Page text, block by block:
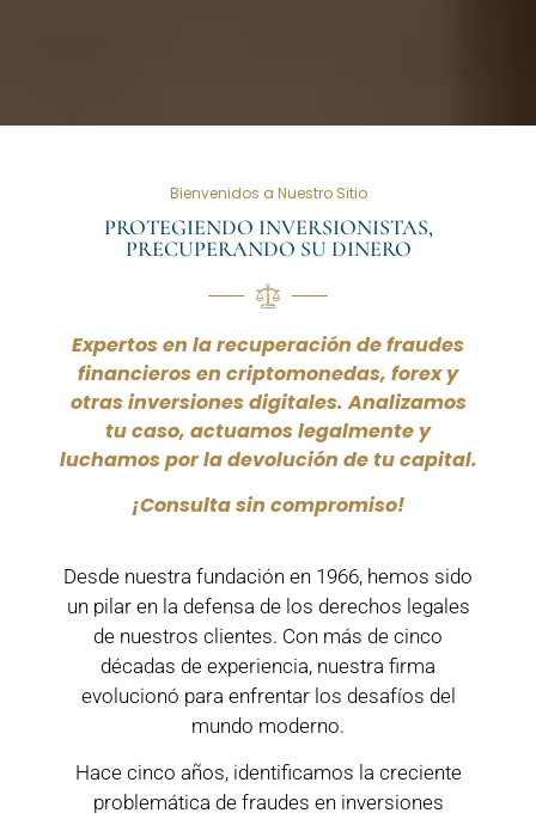
Bienvenidos a Nuestro Sitio
PROTEGIENDO INVERSIONISTAS,
PRECUPERANDO SU DINERO
Expertos en la recuperación de fraudes
financieros en criptomonedas, forex y
otras inversiones digitales. Analizamos
tu caso, actuamos legalmente y
luchamos por la devolución de tu capital.
¡Consulta sin compromiso!
Desde nuestra fundación en 1966, hemos sido
un pilar en la defensa de los derechos legales
de nuestros clientes. Con más de cinco
décadas de experiencia, nuestra firma
evolucionó para enfrentar los desafíos del
mundo moderno.
Hace cinco años, identificamos la creciente
problemática de fraudes en inversiones